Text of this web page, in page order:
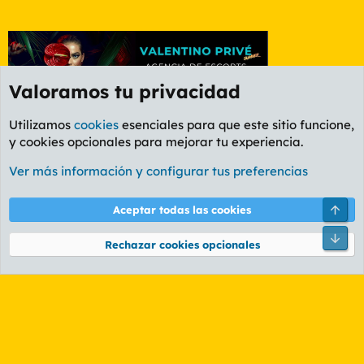
Foro Cine
Cookies
PL OLDSTYLE AMARILLO
Términos y reglas Política de privacidad Ayuda
Community platform by XenForo® © 2010-2026 XenForo Ltd.
Valoramos tu privacidad
Utilizamos cookies esenciales para que este sitio funcione,
y cookies opcionales para mejorar tu experiencia.
Ver más información y configurar tus preferencias
Aceptar todas las cookies
Rechazar cookies opcionales
Pie